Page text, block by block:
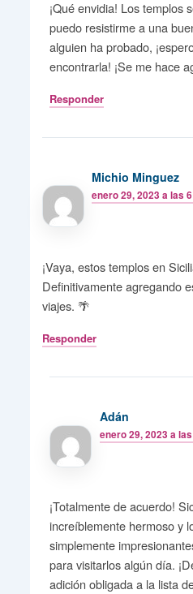
¡Qué envidia! Los templos
puedo resistirme a una
alguien ha probado,
encontrarla! ¡Se me hace
Responder
Michio Minguez
enero 29, 2023 a las
¡Vaya, estos templos en
Definitivamente agregando
viajes. 🌴
Responder
Adán
enero 29, 2023 a
¡Totalmente de acuerdo!
increíblemente hermoso y
simplemente
para visitarlos algún día.
adición obligada a la lista